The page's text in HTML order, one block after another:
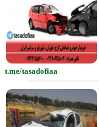
t.me/tasadofiaa